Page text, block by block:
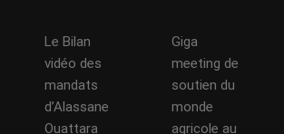
Le Bilan
vidéo des
mandats
d’Alassane
Ouattara
Giga
meeting de
soutien du
monde
agricole au